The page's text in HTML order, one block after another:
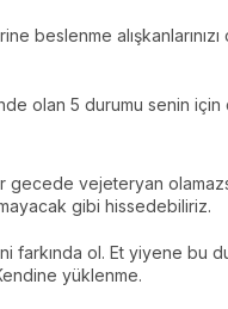
alışkanlarınızı
olan 5 durumu senin
vejeteryan
gibi hissedebiliriz.
farkında ol. Et yiyene bu
yüklenme.